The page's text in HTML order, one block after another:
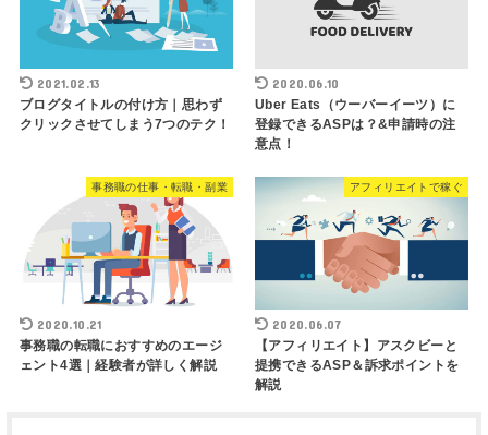
2021.02.13
ブログタイトルの付け方｜思わず
クリックさせてしまう7つのテク！
2020.06.10
Uber Eats（ウーバーイーツ）に
登録できるASPは？&申請時の注
意点！
事務職の仕事・転職・副業
2020.10.21
事務職の転職におすすめのエージ
ェント4選｜経験者が詳しく解説
アフィリエイトで稼ぐ
2020.06.07
【アフィリエイト】アスクビーと
提携できるASP＆訴求ポイントを
解説